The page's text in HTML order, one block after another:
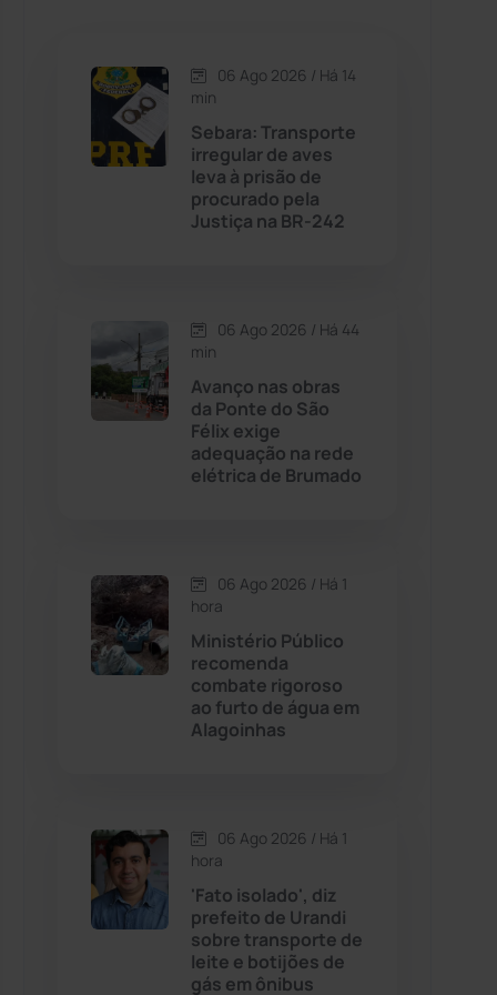
Caetité (1504)
Candiba (157)
Cândido Sales
Caturama
Chapada Diamantina
Cordeiros
Dom Basílio
Érico Cardoso
Esportes (522)
06 Ago 2026 / Há 14
min
Sebara: Transporte
irregular de aves
leva à prisão de
procurado pela
Justiça na BR-242
06 Ago 2026 / Há 44
min
Avanço nas obras
da Ponte do São
Félix exige
adequação na rede
elétrica de Brumado
06 Ago 2026 / Há 1
hora
Ministério Público
recomenda
combate rigoroso
ao furto de água em
Alagoinhas
06 Ago 2026 / Há 1
hora
'Fato isolado', diz
prefeito de Urandi
sobre transporte de
leite e botijões de
gás em ônibus